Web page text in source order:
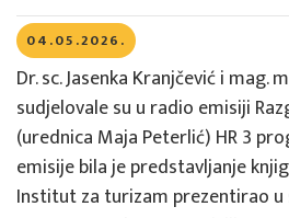
04.05.2026.
Dr. sc. Jasenka Kranjčević i mag.
sudjelovale su u radio emisiji
(urednica Maja Peterlić) HR 3
emisije bila je predstavljanje
Institut za turizam prezentirao u